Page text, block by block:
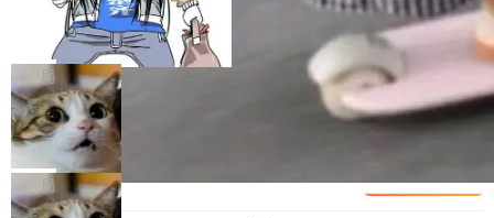
b 安装 支持 Java 8+（8~26）、macOS / Linu
x / Windows / Harmony PC。 # macOS / Linu
x / Harmony PC curl -fsSL https://solon.noea
r.org/solon...
个文件，其规模远超单次模型调用可承载的上下
文窗口。随着项目规模的持续扩张与代码历史的
不断累积，代码仓中的模块关系、接口契约、业
务逻辑等关键信息往往分散于数十乃至数百个文
件之中，形成高度复杂的知识关联网络。传统的
代码检索手段（如关键词匹配、目录遍历）仅能
在语法层面完成文本定位，难以触及代码的语义
内涵与结构关联，导致开发者使用代码智能体在
一条“删库”命令跑 17 小时，算法工程
师删光 89TB 数据只为干私活
最高人民检察院8月4日公布了一起案件：北京一
名90后算法工程师王某，为了给自己接的私活腾
服务器空间，删光了公司AI游戏部门的全部核心
数据。 王某2024年1月入职东城区某科技公司AI
短剧部门，有互联网大厂背景。在公司内部架构
调整期间，部门三次通知全员将数据从A集群迁
移到B集群，王某都回复了"收到"。 他没有迁移
局
Cloudflare 分享推理优化实践：KV ca
che 量化 + 权重压缩，吞吐量提升 4
1%，成本降 30%
Kimi 和 GLM 是当前最强的大模型系列之一，但
它们有一个共同的问题：太吃显存了。月之暗面
的 Kimi K 系列和智谱的 GLM 都是长上下文、M
局